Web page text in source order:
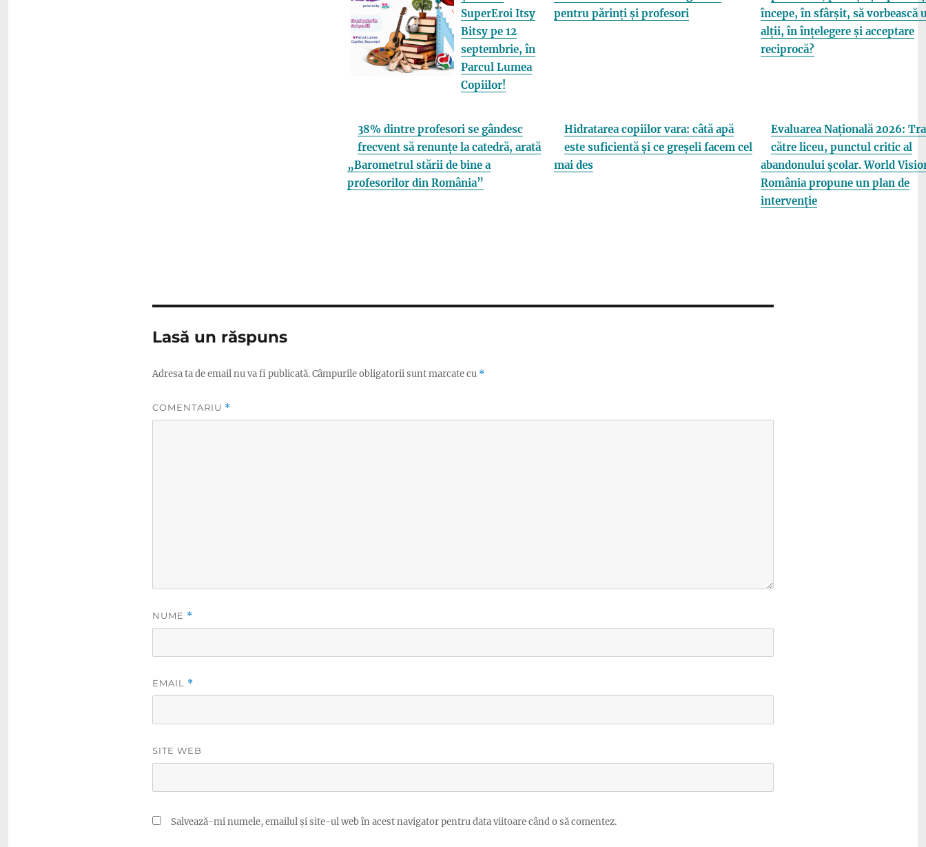
SuperEroi Itsy
Bitsy pe 12
septembrie, în
Parcul Lumea
Copiilor!
pentru părinți și profesori
începe, în sfârșit, să vorbească
alții, în înțelegere și acceptare
reciprocă?
38% dintre profesori se gândesc
frecvent să renunțe la catedră, arată
„Barometrul stării de bine a
profesorilor din România”
Hidratarea copiilor vara: câtă apă
este suficientă și ce greșeli facem cel
mai des
Evaluarea Națională 2026:
către liceu, punctul critic al
abandonului școlar. World
România propune un plan de
intervenție
Lasă un răspuns
Adresa ta de email nu va fi publicată.Câmpurile obligatorii sunt marcate cu *
COMENTARIU *
NUME *
EMAIL *
SITE WEB
Salvează-mi numele, emailul și site-ul web în acest navigator pentru data viitoare când o să comentez.